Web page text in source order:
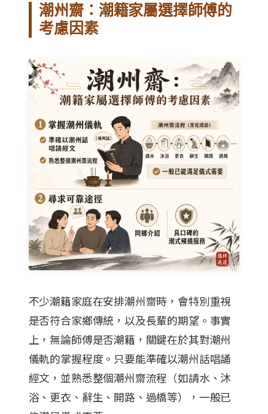
潮州齋：潮籍家屬選擇師傅的
考慮因素
不少潮籍家庭在安排潮州齋時，會特別重視
是否符合家鄉傳統，以及長輩的期望。事實
上，無論師傅是否潮籍，關鍵在於其對潮州
儀軌的掌握程度。只要能準確以潮州話唱誦
經文，並熟悉整個潮州齋流程（如請水、沐
浴、更衣、辭生、開路、過橋等），一般已